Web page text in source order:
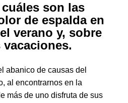
son las
de espalda en
verano y, sobre
abanico de causas del
al encontrarnos en la
más de uno disfruta de sus